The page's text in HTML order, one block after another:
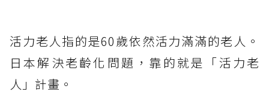
活力老人指的是60歲依然活力滿滿的老人。
日本解決老齡化問題，靠的就是「活力老
人」計畫。